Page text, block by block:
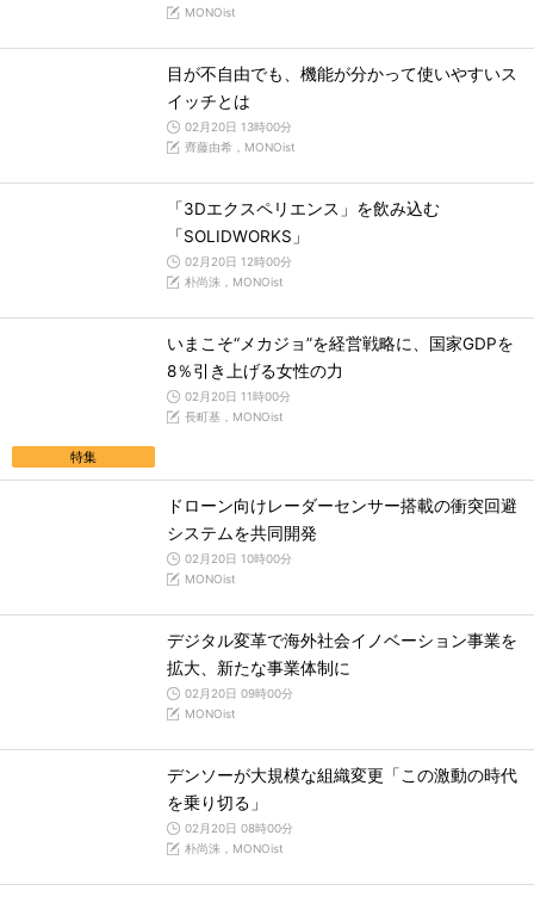
MONOist
目が不自由でも、機能が分かって使いやすいス
イッチとは
02月20日 13時00分
齊藤由希，MONOist
「3Dエクスペリエンス」を飲み込む
「SOLIDWORKS」
02月20日 12時00分
朴尚洙，MONOist
特集
いまこそ“メカジョ”を経営戦略に、国家GDPを
8％引き上げる女性の力
02月20日 11時00分
長町基，MONOist
ドローン向けレーダーセンサー搭載の衝突回避
システムを共同開発
02月20日 10時00分
MONOist
デジタル変革で海外社会イノベーション事業を
拡大、新たな事業体制に
02月20日 09時00分
MONOist
デンソーが大規模な組織変更「この激動の時代
を乗り切る」
02月20日 08時00分
朴尚洙，MONOist